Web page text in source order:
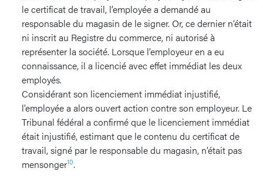
le certificat de travail, l’employée a demandé au
responsable du magasin de le signer. Or, ce dernier n’était
ni inscrit au Registre du commerce, ni autorisé à
représenter la société. Lorsque l’employeur en a eu
connaissance, il a licencié avec effet immédiat les deux
employés.
Considérant son licenciement immédiat injustifié,
l’employée a alors ouvert action contre son employeur. Le
Tribunal fédéral a confirmé que le licenciement immédiat
était injustifié, estimant que le contenu du certificat de
travail, signé par le responsable du magasin, n’était pas
mensonger10.